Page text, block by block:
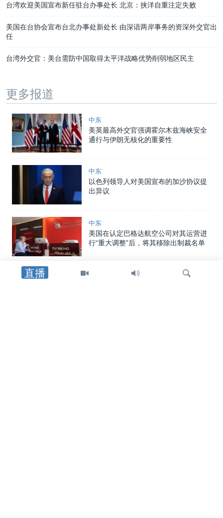
直播
台湾欢迎美国宣布新任驻台办事处长 北京：挟洋自重注定失败
美国在台协会宣布台北办事处新处长 由深谙两岸事务的资深外交官出
任
台湾外交官：美台需防中国取得太平洋战略优势削弱地区民主
更多报道
中东
美英最高外交官强调霍尔木兹海峡安全
通行与伊朗无核化的重要性
中东
以色列领导人对美国宣布的加沙协议提
出异议
中东
美国在认定巴格达航空公司对其运营进
行“重大调整”后，将其移除出制裁名单